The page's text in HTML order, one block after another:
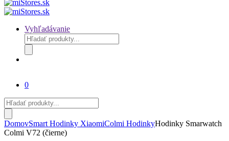
Vyhľadávanie
Products
search
0
Products
search
DomovSmart Hodinky XiaomiColmi HodinkyHodinky Smarwatch
Colmi V72 (čierne)